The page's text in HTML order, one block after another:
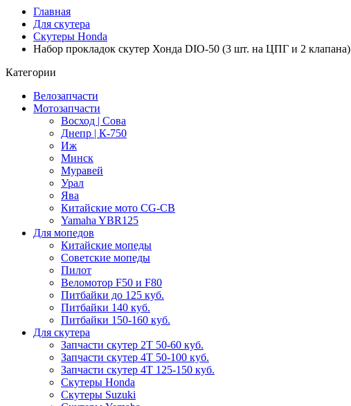
Главная
Для скутера
Скутеры Honda
Набор прокладок скутер Хонда DIO-50 (3 шт. на ЦПГ и 2 клапана)
Категории
Велозапчасти
Мотозапчасти
Восход | Сова
Днепр | К-750
Иж
Минск
Муравей
Урал
Ява
Китайские мото CG-CB
Yamaha YBR125
Для мопедов
Китайские мопеды
Советские мопеды
Пилот
Веломотор F50 и F80
Питбайки до 125 куб.
Питбайки 140 куб.
Питбайки 150-160 куб.
Для скутера
Запчасти скутер 2Т 50-60 куб.
Запчасти скутер 4Т 50-100 куб.
Запчасти скутер 4Т 125-150 куб.
Скутеры Honda
Скутеры Suzuki